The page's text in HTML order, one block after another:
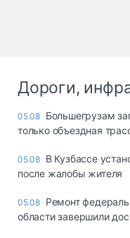
Дороги,
05.08 Большегрузам
только объездная
05.08 В Кузбассе
после жалобы жителя
05.08 Ремонт
области завершили